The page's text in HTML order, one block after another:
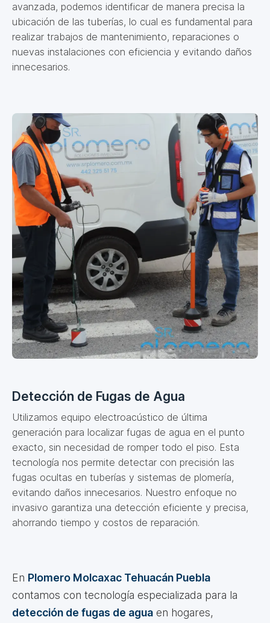
avanzada, podemos identificar de manera precisa la
ubicación de las tuberías, lo cual es fundamental para
realizar trabajos de mantenimiento, reparaciones o
nuevas instalaciones con eficiencia y evitando daños
innecesarios.
Detección de Fugas de Agua
Utilizamos equipo electroacústico de última
generación para localizar fugas de agua en el punto
exacto, sin necesidad de romper todo el piso. Esta
tecnología nos permite detectar con precisión las
fugas ocultas en tuberías y sistemas de plomería,
evitando daños innecesarios. Nuestro enfoque no
invasivo garantiza una detección eficiente y precisa,
ahorrando tiempo y costos de reparación.
En Plomero Molcaxac Tehuacán Puebla
contamos con tecnología especializada para la
detección de fugas de agua en hogares,